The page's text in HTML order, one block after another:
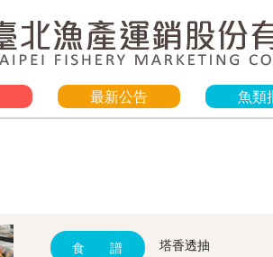
最新公告 魚類
食 譜 塔香透抽